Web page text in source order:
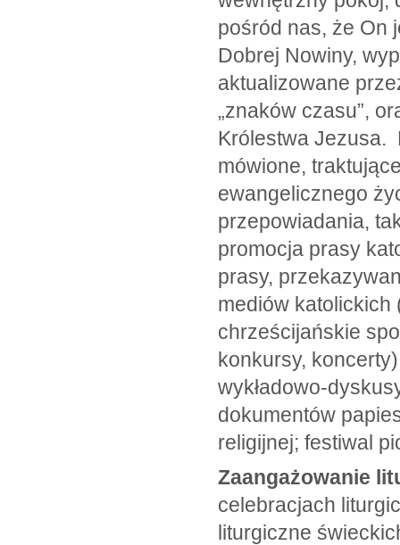
pośród nas, że On
Dobrej Nowiny,
aktualizowane
„znaków czasu”,
Królestwa Jezusa.
mówione,
ewangelicznego
przepowiadania,
promocja prasy
prasy,
mediów katolickich
chrześcijańskie
konkursy,
wykładowo-
dokumentów
religijnej; festiwal
Zaangażowanie
celebracjach
liturgiczne